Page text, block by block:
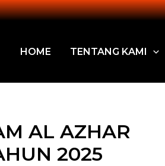
HOME
TENTANG KAMI
AL AZHAR
2025